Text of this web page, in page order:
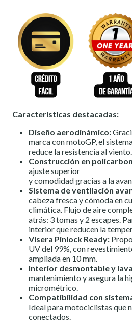
Características destacadas:
Diseño aerodinámico:
marca con motoGP, el
reduce la resistencia al viento.
Construcción en
ajuste superior
y comodidad gracias a la
Sistema de ventilación
cabeza fresca y cómoda en
climática. Flujo de aire
atrás: 3 tomas y 2 escapes.
interior que reducen la
Visera Pinlock Ready:
UV del 99%, con
ampliada en 10 mm.
Interior desmontable y
mantenimiento y asegura la
micrométrico.
Compatibilidad con
Ideal para motociclistas que
conectados.